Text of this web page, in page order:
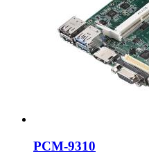
PCM-9310